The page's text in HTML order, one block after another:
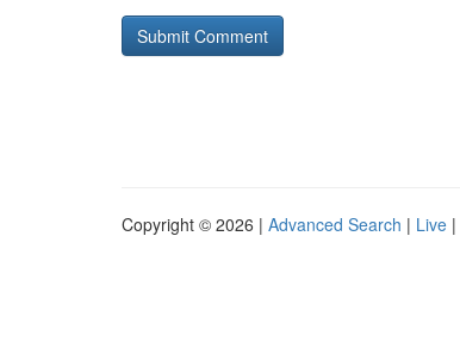
Copyright © 2026 | Advanced Search | Live |